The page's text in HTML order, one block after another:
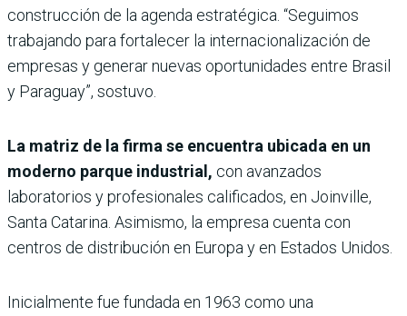
construcción de la agenda estratégica. “Seguimos
trabajando para fortalecer la internacionalización de
empresas y generar nuevas oportunidades entre Brasil
y Paraguay”, sostuvo.
La matriz de la firma se encuentra ubicada en un
moderno parque industrial, con avanzados
laboratorios y profesionales calificados, en Joinville,
Santa Catarina. Asimismo, la empresa cuenta con
centros de distribución en Europa y en Estados Unidos.
Inicialmente fue fundada en 1963 como una